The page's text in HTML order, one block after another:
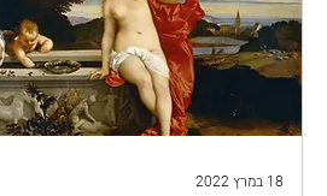
18 במרץ 2022